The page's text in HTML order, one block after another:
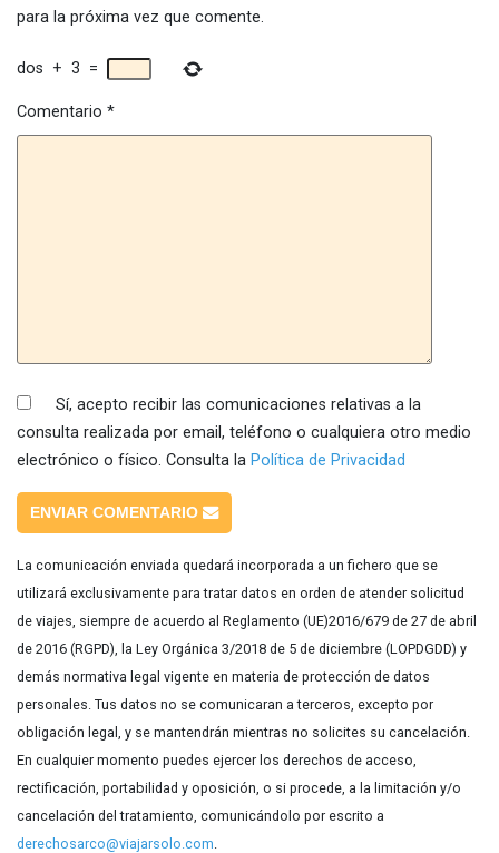
para la próxima vez que comente.
dos + 3 =
Comentario *
Sí, acepto recibir las comunicaciones relativas a la
consulta realizada por email, teléfono o cualquiera otro medio
electrónico o físico. Consulta la Política de Privacidad
ENVIAR COMENTARIO
La comunicación enviada quedará incorporada a un fichero que se
utilizará exclusivamente para tratar datos en orden de atender solicitud
de viajes, siempre de acuerdo al Reglamento (UE)2016/679 de 27 de abril
de 2016 (RGPD), la Ley Orgánica 3/2018 de 5 de diciembre (LOPDGDD) y
demás normativa legal vigente en materia de protección de datos
personales. Tus datos no se comunicaran a terceros, excepto por
obligación legal, y se mantendrán mientras no solicites su cancelación.
En cualquier momento puedes ejercer los derechos de acceso,
rectificación, portabilidad y oposición, o si procede, a la limitación y/o
cancelación del tratamiento, comunicándolo por escrito a
derechosarco@viajarsolo.com